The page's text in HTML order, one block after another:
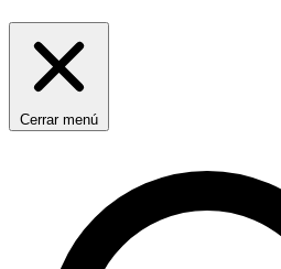
Cerrar menú